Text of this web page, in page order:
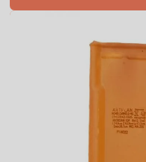
Telha americana esmaltada
Telha americana esmaltada
Telha americana esmaltada